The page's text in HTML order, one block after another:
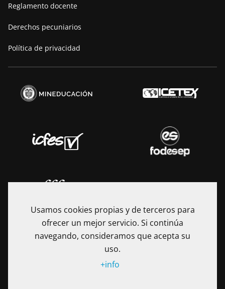
Reglamento docente
Derechos pecuniarios
Política de privacidad
La Fundación Universitaria Internacional de La Rioja - UNIR es
Usamos cookies propias y de terceros para
ofrecer un mejor servicio. Si continúa
navegando, consideramos que acepta su
uso.
+info